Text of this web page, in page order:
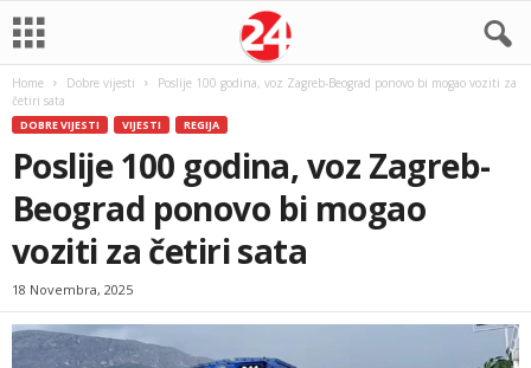
Home Dobre vijesti
Poslije 100 godina, voz Zagreb-Beograd ponovo bi mogao voziti za
četiri sata
DOBRE VIJESTI VIJESTI REGIJA
Poslije 100 godina, voz Zagreb-
Beograd ponovo bi mogao
voziti za četiri sata
18 Novembra, 2025